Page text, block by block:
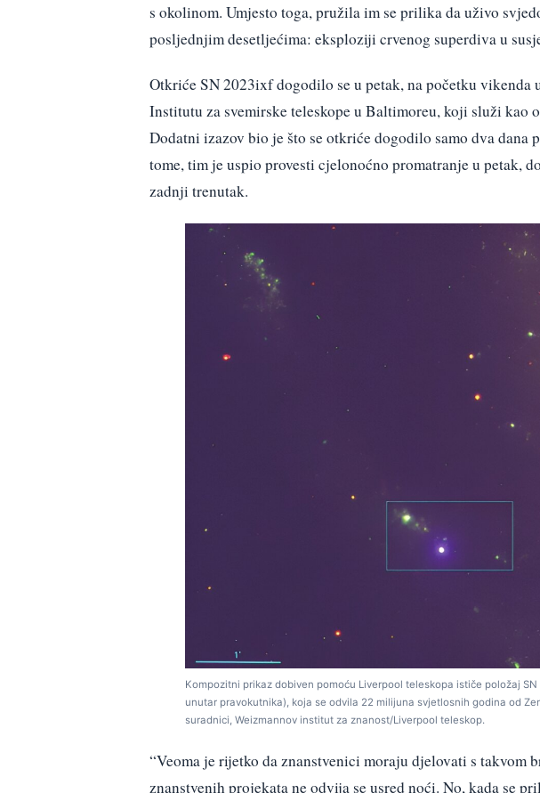
s okolinom. Umjesto toga, pružila im se prilika da uživo
posljednjim desetljećima: eksploziji crvenog superdiva u
Otkriće SN 2023ixf dogodilo se u petak, na početku vikenda
Institutu za svemirske teleskope u Baltimoreu, koji služi kao
Dodatni izazov bio je što se otkriće dogodilo samo dva dana
tome, tim je uspio provesti cjelonoćno promatranje u petak,
zadnji trenutak.
Kompozitni prikaz dobiven pomoću Liverpool teleskopa ističe položaj
unutar pravokutnika), koja se odvila 22 milijuna svjetlosnih godina od
suradnici, Weizmannov institut za znanost/Liverpool teleskop.
“Veoma je rijetko da znanstvenici moraju djelovati s takvom
znanstvenih projekata ne odvija se usred noći. No, kada se